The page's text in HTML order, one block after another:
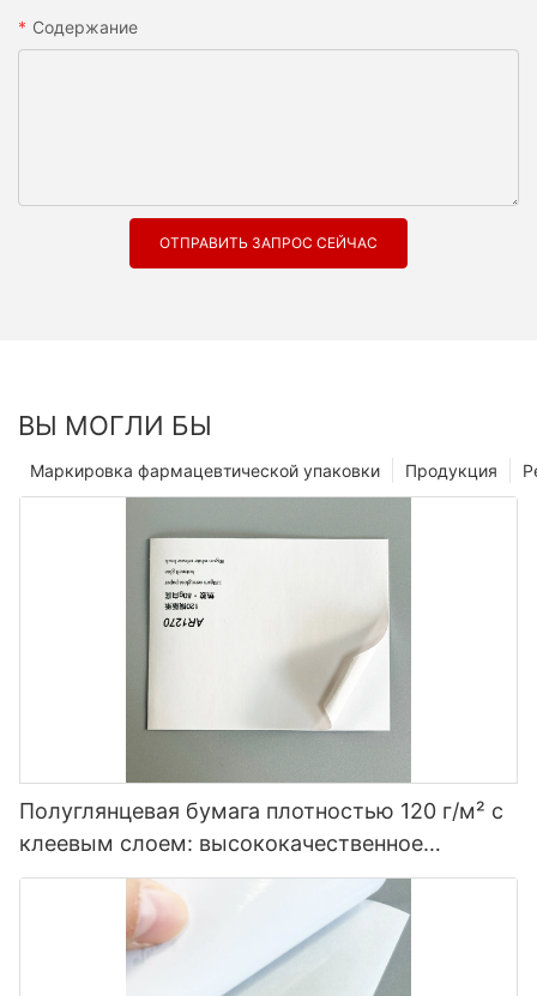
Содержание
ОТПРАВИТЬ ЗАПРОС СЕЙЧАС
ВЫ МОГЛИ БЫ
Продукция
Маркировка фармацевтической упаковки
Полуглянцевая бумага плотностью 120 г/м² с
клеевым слоем: высококачественное
решение для маркировки.